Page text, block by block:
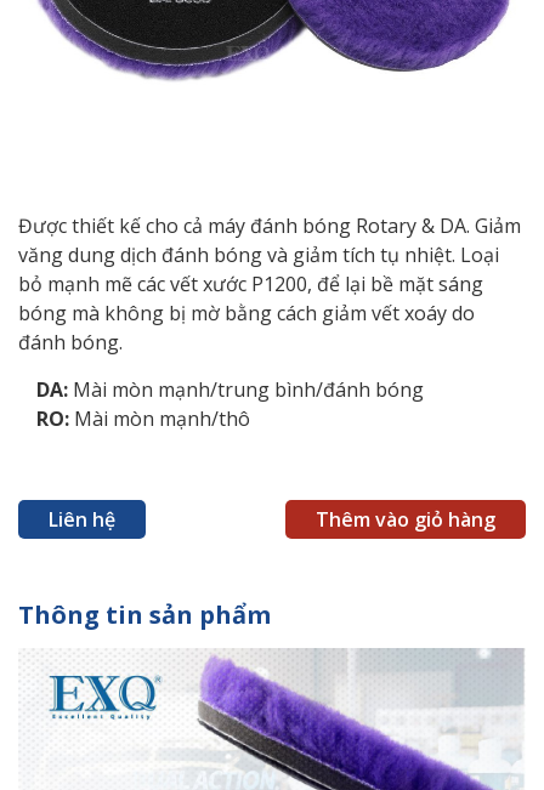
Được thiết kế cho cả máy đánh bóng Rotary & DA. Giảm
văng dung dịch đánh bóng và giảm tích tụ nhiệt. Loại
bỏ mạnh mẽ các vết xước P1200, để lại bề mặt sáng
bóng mà không bị mờ bằng cách giảm vết xoáy do
đánh bóng.
DA: Mài mòn mạnh/trung bình/đánh bóng
RO: Mài mòn mạnh/thô
Liên hệ Thêm vào giỏ hàng
Thông tin sản phẩm